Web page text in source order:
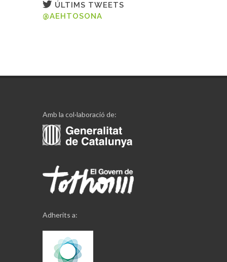
ÚLTIMS TWEETS
@AEHTOSONA
Amb la col·laboració de:
Adherits a: